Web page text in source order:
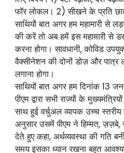
फॉर लोकल। 2) सीखने के प्रति
साथियों बात अगर हम महामारी से
की करें तो अब हमें इस महामारी से
करना होगा। सावधानी, कोविड
वैक्सीनेशन की दोनों डोज़ और पात्र
लगाना होगा।
साथियों बात अगर हम दिनांक 13
पीएम द्वारा सभी राज्यों के
साथ हुई वर्चुअल व्यापक उच्च
अनुसार उसमें पीएम ने हिम्मत, ज़ज़बे,
देते हुए कहा, अर्थव्यवस्था की गति
समय इसका ध्यान रखना बहुत